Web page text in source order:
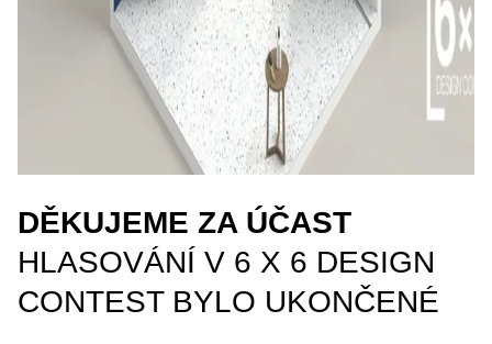
DĚKUJEME ZA ÚČAST
HLASOVÁNÍ V 6 X 6 DESIGN
CONTEST BYLO UKONČENÉ